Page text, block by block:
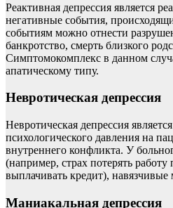
Реактивная депрессия является
негативные события,
событиям можно отнести
банкротство, смерть близкого
Симптомокомплекс в данном
апатическому типу.
Невротическая депрессия
Невротическая депрессия
психологического давления на
внутреннего конфликта. У
(например, страх потерять
выплачивать кредит),
Маниакальная депрессия